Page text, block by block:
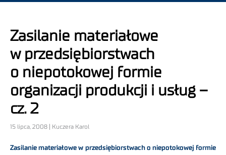
Zasilanie materiałowe
w przedsiębiorstwach
o niepotokowej formie
organizacji produkcji i usług –
cz. 2
15 lipca, 2008 | Kuczera Karol
Zasilanie materiałowe w przedsiębiorstwach o niepotokowej formie